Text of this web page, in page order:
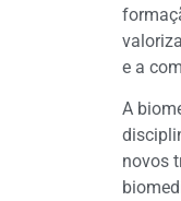
e a
A
novos